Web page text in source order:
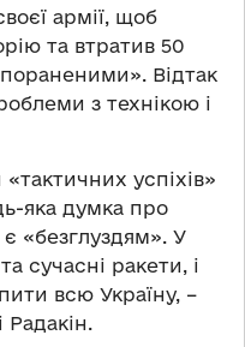
армії, щоб
та втратив 50
Відтак
з технікою і
успіхів»
яка думка про
є «безглуздям». У
сучасні ракети, і
всю Україну, –